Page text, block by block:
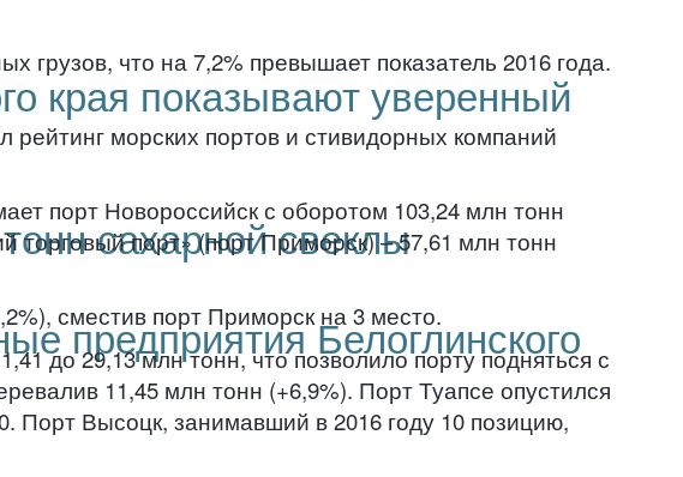
края показывают уверенный
сахарной свеклы
предприятия Белоглинского
грузов, что на 7,2% превышает показатель 2016 года.
морских портов и стивидорных компаний
порт Новороссийск с оборотом 103,24 млн тонн
порт» (порт Приморск) – 57,61 млн тонн
сместив порт Приморск на 3 место.
до 29,13 млн тонн, что позволило порту подняться с
11,45 млн тонн (+6,9%). Порт Туапсе опустился
Порт Высоцк, занимавший в 2016 году 10 позицию,